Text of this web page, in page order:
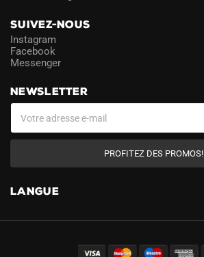
SUIVEZ-NOUS
Instagram
Facebook
Messenger
NEWSLETTER
PROFITEZ DES PROMOS!
LANGUE